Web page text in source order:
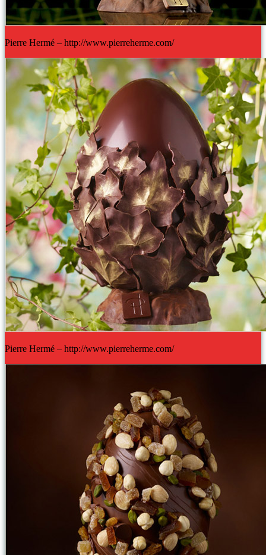
Pierre Hermé – http://www.pierreherme.com/
Pierre Hermé – http://www.pierreherme.com/